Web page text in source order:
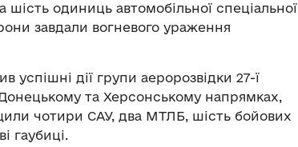
одиниць автомобільної спеціальної
завдали вогневого ураження
дії групи аеророзвідки 27-ї
та Херсонському напрямках,
чотири САУ, два МТЛБ, шість бойових
гаубиці.